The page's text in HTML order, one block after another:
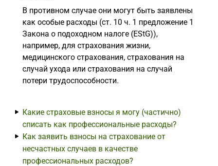
В противном случае они могут быть заявлены
как особые расходы (ст. 10 ч. 1 предложение 1
Закона о подоходном налоге (EStG)),
например, для страхования жизни,
медицинского страхования, страхования на
случай ухода или страхования на случай
потери трудоспособности.
Какие страховые взносы я могу (частично)
списать как профессиональные расходы?
Как заявить взносы на страхование от
несчастных случаев в качестве
профессиональных расходов?